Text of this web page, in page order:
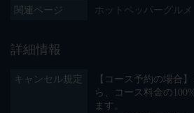
関連ページ ホットペッパーグルメ
詳細情報
キャンセル規定
【コース予約の場合
ら、コース料金の
ます。